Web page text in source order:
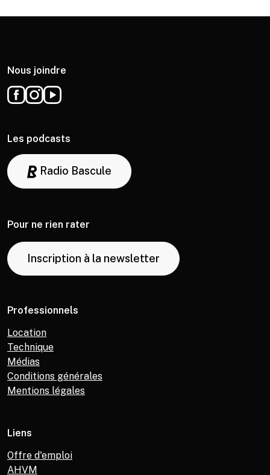
Nous joindre
Les podcasts
Radio Bascule
Pour ne rien rater
Inscription à la newsletter
Professionnels
Location
Technique
Médias
Conditions générales
Mentions légales
Liens
Offre d'emploi
AHVM